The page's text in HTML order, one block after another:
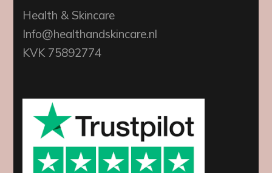
Health & Skincare
Info@healthandskincare.nl
KVK 75892774